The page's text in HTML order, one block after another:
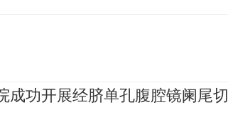
成功开展经脐单孔腹腔镜阑尾